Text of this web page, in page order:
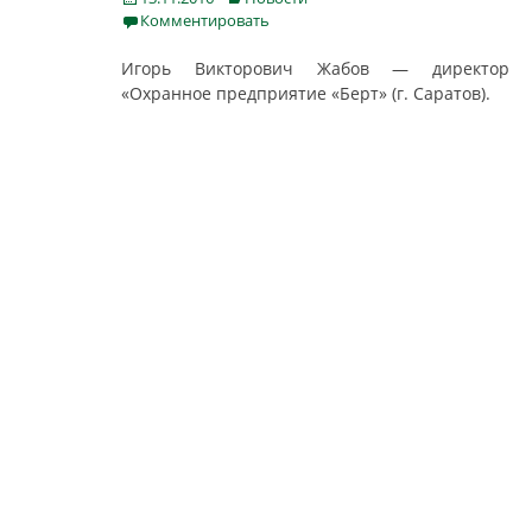
onКомментировать
Игорь Викторович Жабов — директор
«Охранное предприятие «Берт» (г. Саратов).